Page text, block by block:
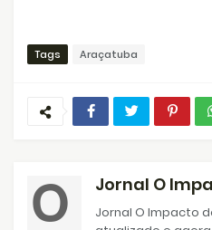
Tags Araçatuba
Jornal O
Jornal O Impacto